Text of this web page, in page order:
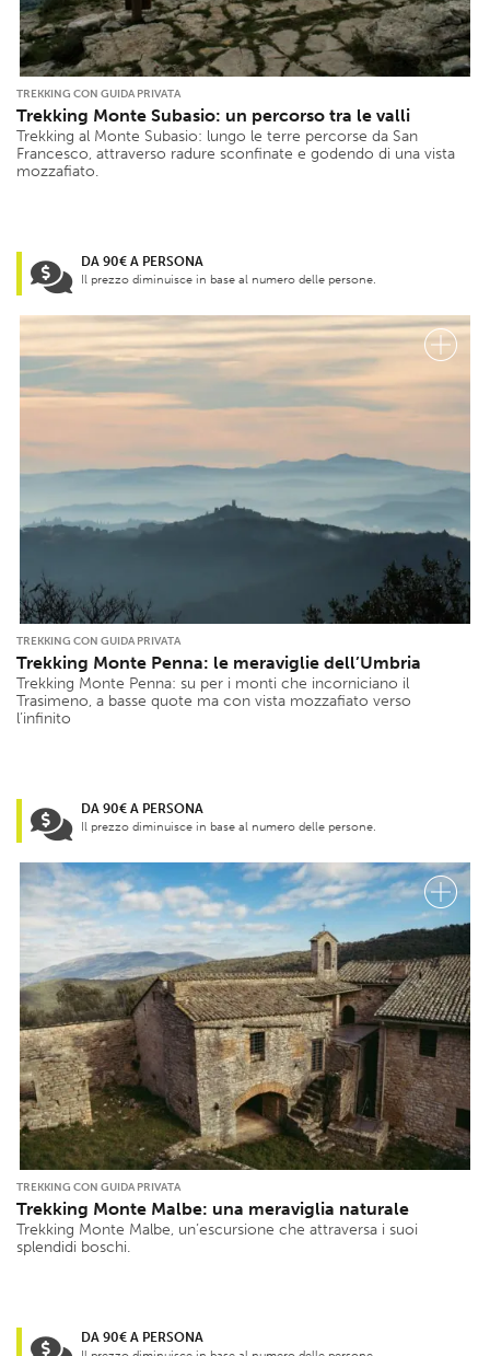
TREKKING CON GUIDA PRIVATA
Trekking Monte Subasio: un percorso tra le valli
Trekking al Monte Subasio: lungo le terre percorse da San
Francesco, attraverso radure sconfinate e godendo di una vista
mozzafiato.
DA 90€ A PERSONA
Il prezzo diminuisce in base al numero delle persone.
TREKKING CON GUIDA PRIVATA
Trekking Monte Penna: le meraviglie dell’Umbria
Trekking Monte Penna: su per i monti che incorniciano il
Trasimeno, a basse quote ma con vista mozzafiato verso
l’infinito
DA 90€ A PERSONA
Il prezzo diminuisce in base al numero delle persone.
TREKKING CON GUIDA PRIVATA
Trekking Monte Malbe: una meraviglia naturale
Trekking Monte Malbe, un’escursione che attraversa i suoi
splendidi boschi.
DA 90€ A PERSONA